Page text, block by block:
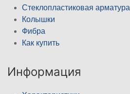
Стеклопластиковая арматура
Колышки
Фибра
Как купить
Информация